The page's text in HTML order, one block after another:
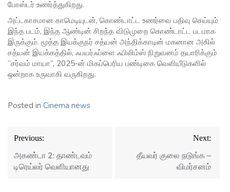
போஸ்டர் உணர்த்துகிறது.
அட்டகாசமான காமெடியுடன், கொண்டாட்ட உணர்வை பதிவு செய்யும்
இந்த படம், இந்த ஆண்டின் சிறந்த விடுமுறை கொண்டாட்ட படமாக
இருக்கும். மூத்த இயக்குநர் சத்யன் அந்திக்காடின் மகனான அகில்
சத்யன் இயக்கத்தில், ஃபயர்ஃப்ளை ஃபிலிம்ஸ் நிறுவனம் தயாரிக்கும்
“சர்வம் மாயா”, 2025-ன் மிகப்பெரிய பண்டிகை வெளியீடுகளில்
ஒன்றாக உருவாகி வருகிறது.
Posted in Cinema news
Post
navigation
Previous:
அகண்டா 2: தாண்டவம்
டிரெய்லர் வெளியானது
Next:
தீயவர் குலை நடுங்க –
விமர்சனம்